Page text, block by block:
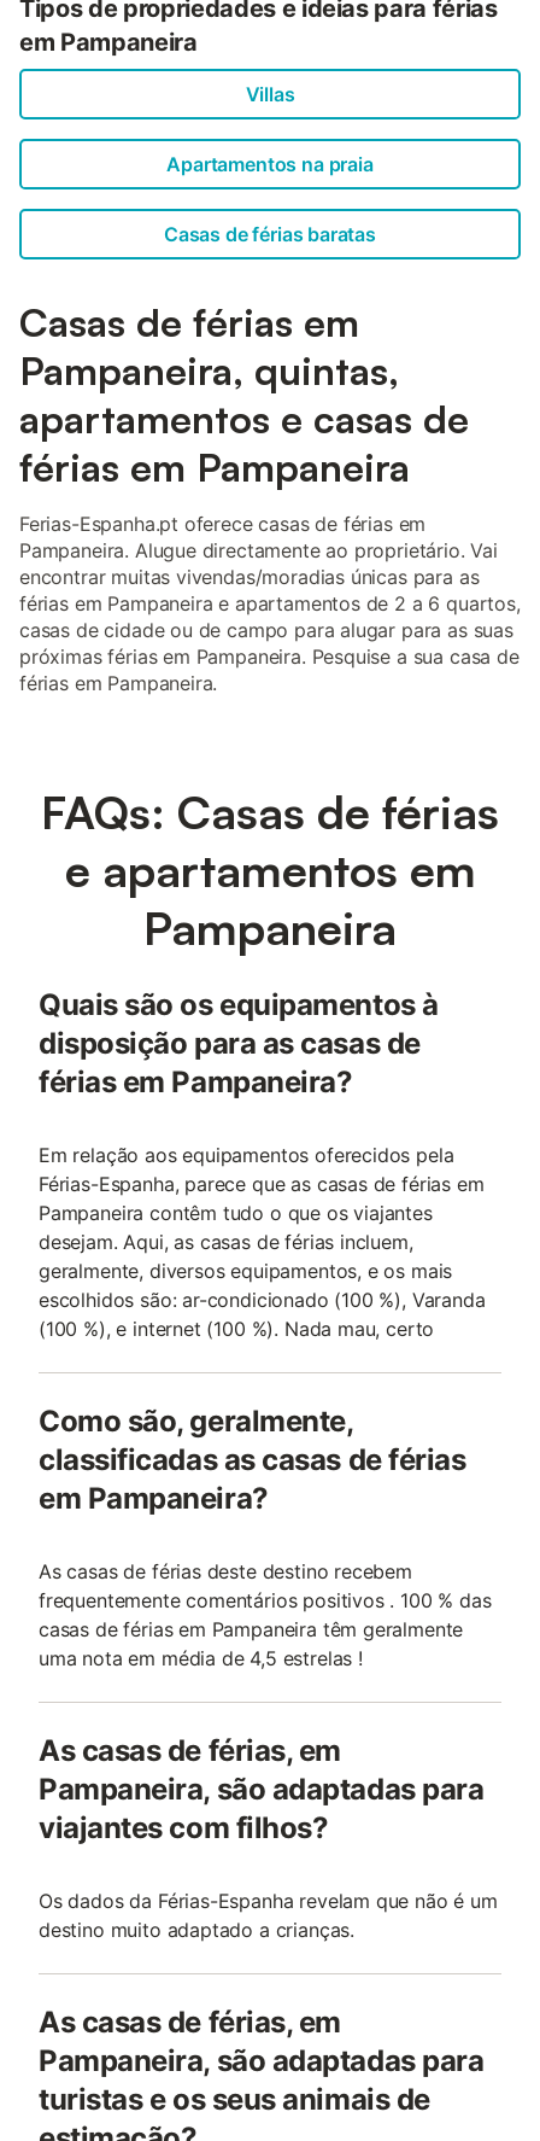
Tipos de propriedades e ideias para férias
em Pampaneira
Villas
Apartamentos na praia
Casas de férias baratas
Casas de férias em
Pampaneira, quintas,
apartamentos e casas de
férias em Pampaneira
Ferias-Espanha.pt oferece casas de férias em
Pampaneira. Alugue directamente ao proprietário. Vai
encontrar muitas vivendas/moradias únicas para as
férias em Pampaneira e apartamentos de 2 a 6 quartos,
casas de cidade ou de campo para alugar para as suas
próximas férias em Pampaneira. Pesquise a sua casa de
férias em Pampaneira.
FAQs: Casas de férias
e apartamentos em
Pampaneira
Quais são os equipamentos à
disposição para as casas de
férias em Pampaneira?
Em relação aos equipamentos oferecidos pela
Férias-Espanha, parece que as casas de férias em
Pampaneira contêm tudo o que os viajantes
desejam. Aqui, as casas de férias incluem,
geralmente, diversos equipamentos, e os mais
escolhidos são: ar-condicionado (100 %), Varanda
(100 %), e internet (100 %). Nada mau, certo
Como são, geralmente,
classificadas as casas de férias
em Pampaneira?
As casas de férias deste destino recebem
frequentemente comentários positivos . 100 % das
casas de férias em Pampaneira têm geralmente
uma nota em média de 4,5 estrelas !
As casas de férias, em
Pampaneira, são adaptadas para
viajantes com filhos?
Os dados da Férias-Espanha revelam que não é um
destino muito adaptado a crianças.
As casas de férias, em
Pampaneira, são adaptadas para
turistas e os seus animais de